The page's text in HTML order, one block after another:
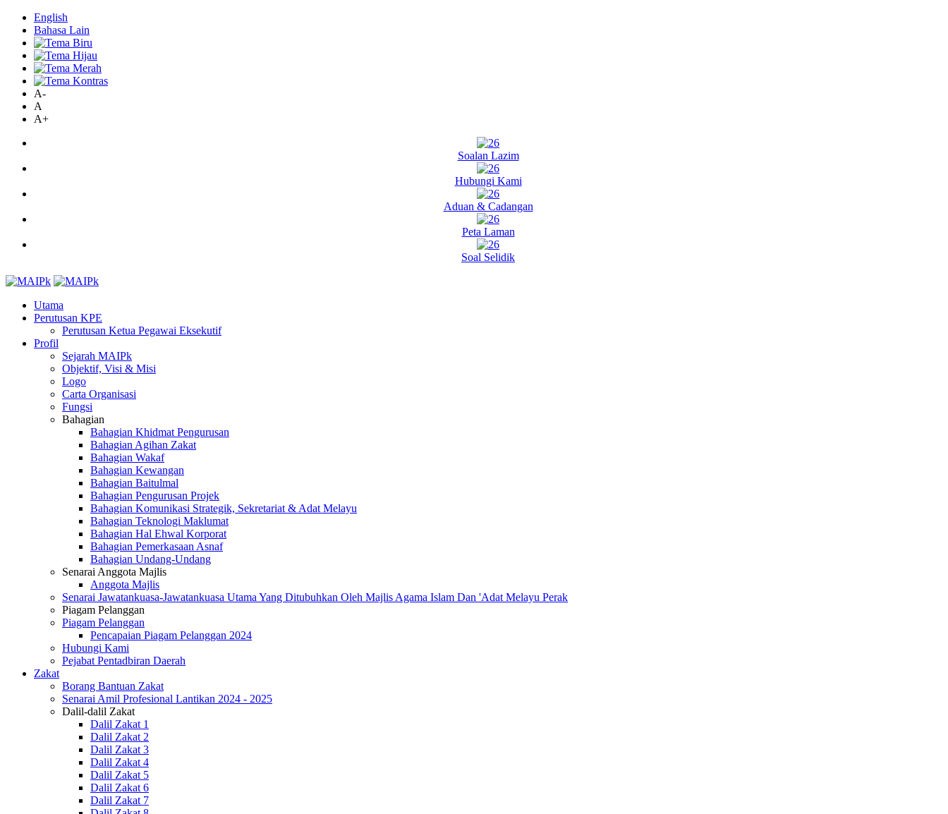
English
Bahasa Lain
A-
A
A+
Soalan Lazim
Hubungi Kami
Aduan & Cadangan
Peta Laman
Soal Selidik
Utama
Perutusan KPE
Perutusan Ketua Pegawai Eksekutif
Profil
Sejarah MAIPk
Objektif, Visi & Misi
Logo
Carta Organisasi
Fungsi
Bahagian
Bahagian Khidmat Pengurusan
Bahagian Agihan Zakat
Bahagian Wakaf
Bahagian Kewangan
Bahagian Baitulmal
Bahagian Pengurusan Projek
Bahagian Komunikasi Strategik, Sekretariat & Adat Melayu
Bahagian Teknologi Maklumat
Bahagian Hal Ehwal Korporat
Bahagian Pemerkasaan Asnaf
Bahagian Undang-Undang
Senarai Anggota Majlis
Anggota Majlis
Senarai Jawatankuasa-Jawatankuasa Utama Yang Ditubuhkan Oleh Majlis Agama Islam Dan 'Adat Melayu Perak
Piagam Pelanggan
Piagam Pelanggan
Pencapaian Piagam Pelanggan 2024
Hubungi Kami
Pejabat Pentadbiran Daerah
Zakat
Borang Bantuan Zakat
Senarai Amil Profesional Lantikan 2024 - 2025
Dalil-dalil Zakat
Dalil Zakat 1
Dalil Zakat 2
Dalil Zakat 3
Dalil Zakat 4
Dalil Zakat 5
Dalil Zakat 6
Dalil Zakat 7